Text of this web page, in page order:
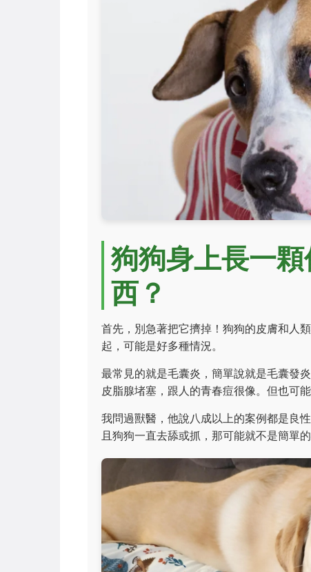
狗狗身上長一
西？
首先，別急著把它擠掉！狗狗的皮膚和人
起，可能是好多種情況。
最常見的就是毛囊炎，簡單說就是毛囊發
皮脂腺堵塞，跟人的青春痘很像。但也可
我問過獸醫，他說八成以上的案例都是良
且狗狗一直去舔或抓，那可能就不是簡單的